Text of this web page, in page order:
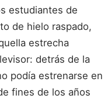
estudiantes de
de hielo raspado,
estrecha
detrás de la
podía estrenarse en
fines de los años